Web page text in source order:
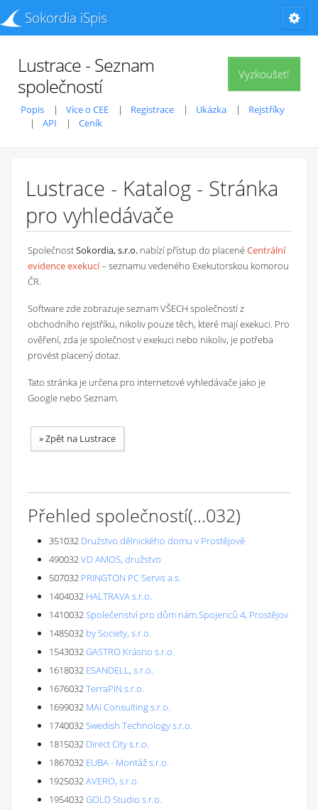
Sokordia iSpis
Vyzkoušet!
Lustrace - Seznam
společností
Popis Více o CEE Registrace Ukázka
Rejstříky
API
Ceník
Lustrace - Katalog - Stránka
pro vyhledávače
SpolečnostSokordia, s.r.o. nabízí přístup do placenéCentrální
evidence exekucí– seznamu vedeného Exekutorskou komorou
ČR.
Software zde zobrazuje seznam VŠECH společností z
obchodního rejstříku, nikoliv pouze těch, které mají exekuci. Pro
ověření, zda je společnost v exekuci nebo nikoliv, je potřeba
provést placený dotaz.
Tato stránka je určena pro internetové vyhledávače jako je
Google nebo Seznam.
»Zpět na Lustrace
Přehled společností(...032)
351032 Družstvo dělnického domu v Prostějově
490032VD AMOS, družstvo
507032 PRINGTON PC Servis a.s.
1404032 HALTRAVA s.r.o.
1410032Společenství pro dům nám.Spojenců 4, Prostějov
1485032 by Society, s.r.o.
1543032GASTRO Krásno s.r.o.
1618032 ESANDELL, s.r.o.
1676032TerraPIN s.r.o.
1699032 MAI Consulting s.r.o.
1740032Swedish Technology s.r.o.
1815032 Direct City s.r.o.
1867032 EUBA - Montáž s.r.o.
1925032AVERO, s.r.o.
1954032GOLD Studio s.r.o.